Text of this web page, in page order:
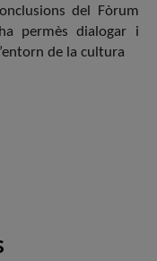
del Fòrum
permès dialogar i
de la cultura